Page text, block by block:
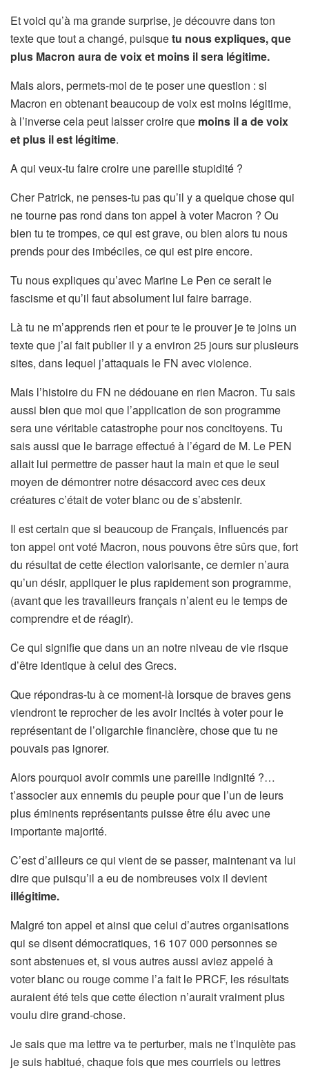
Et voici qu’à ma grande surprise, je découvre dans ton
texte que tout a changé, puisquetu nous expliques, que
plus Macron aura de voix et moins il sera légitime.
Mais alors, permets-moi de te poser une question : si
Macron en obtenant beaucoup de voix est moins légitime,
à l’inverse cela peut laisser croire que moins il a de voix
et plus il est légitime.
A qui veux-tu faire croire une pareille stupidité ?
Cher Patrick, ne penses-tu pas qu’il y a quelque chose qui
ne tourne pas rond dans ton appel à voter Macron ? Ou
bien tu te trompes, ce qui est grave, ou bien alors tu nous
prends pour des imbéciles, ce qui est pire encore.
Tu nous expliques qu’avec Marine Le Pen ce serait le
fascisme et qu’il faut absolument lui faire barrage.
Là tu ne m’apprends rien et pour te le prouver je te joins un
texte que j’ai fait publier il y a environ 25 jours sur plusieurs
sites, dans lequel j’attaquais le FN avec violence.
Mais l’histoire du FN ne dédouane en rien Macron. Tu sais
aussi bien que moi que l’application de son programme
sera une véritable catastrophe pour nos concitoyens. Tu
sais aussi que le barrage effectué à l’égard de M. Le PEN
allait lui permettre de passer haut la main et que le seul
moyen de démontrer notre désaccord avec ces deux
créatures c’était de voter blanc ou de s’abstenir.
Il est certain que si beaucoup de Français, influencés par
ton appel ont voté Macron, nous pouvons être sûrs que, fort
du résultat de cette élection valorisante, ce dernier n’aura
qu’un désir, appliquer le plus rapidement son programme,
(avant que les travailleurs français n’aient eu le temps de
comprendre et de réagir).
Ce qui signifie que dans un an notre niveau de vie risque
d’être identique à celui des Grecs.
Que répondras-tu à ce moment-là lorsque de braves gens
viendront te reprocher de les avoir incités à voter pour le
représentant de l’oligarchie financière, chose que tu ne
pouvais pas ignorer.
Alors pourquoi avoir commis une pareille indignité ?…
t’associer aux ennemis du peuple pour que l’un de leurs
plus éminents représentants puisse être élu avec une
importante majorité.
C’est d’ailleurs ce qui vient de se passer, maintenant va lui
dire que puisqu’il a eu de nombreuses voix il devient
illégitime.
Malgré ton appel et ainsi que celui d’autres organisations
qui se disent démocratiques, 16 107 000 personnes se
sont abstenues et, si vous autres aussi aviez appelé à
voter blanc ou rouge comme l’a fait le PRCF, les résultats
auraient été tels que cette élection n’aurait vraiment plus
voulu dire grand-chose.
Je sais que ma lettre va te perturber, mais ne t’inquiète pas
je suis habitué, chaque fois que mes courriels ou lettres